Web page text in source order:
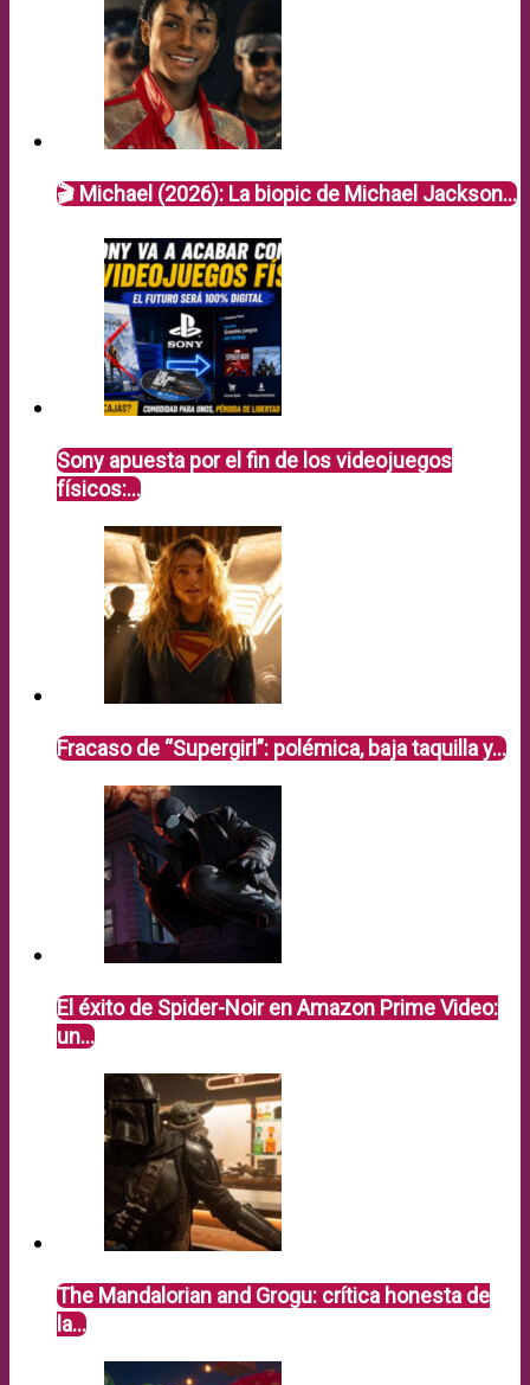
🎬 Michael (2026): La biopic de Michael Jackson…
Sony apuesta por el fin de los videojuegos
físicos:…
Fracaso de “Supergirl”: polémica, baja taquilla y…
El éxito de Spider-Noir en Amazon Prime Video:
un…
The Mandalorian and Grogu: crítica honesta de
la…